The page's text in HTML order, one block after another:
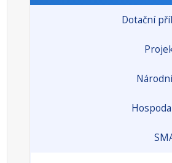
Dotační